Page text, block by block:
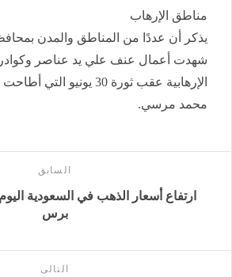
مناطق الإرهاب
يذكر أن عددًا من المناطق والمدن
شهدت أعمال عنف علي يد عناصر وكوادر
الإرهابية عقب ثورة 30
محمد مرسي.
السابق
ارتفاع أسعار الذهب في السعودية اليوم
برس
التالى